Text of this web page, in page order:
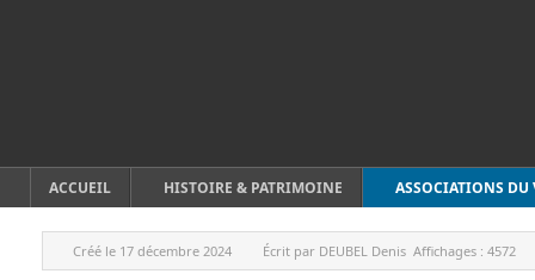
ACCUEIL HISTOIRE & PATRIMOINE ASSOCIATIONS DU
Créé le 17 décembre 2024 Écrit par DEUBEL Denis Affichages : 4572